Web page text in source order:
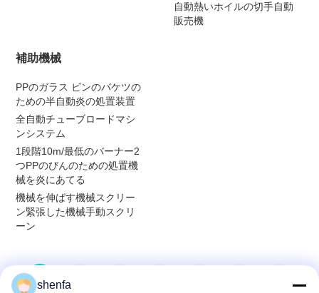
自動熱いホイルの切手自動
販売機
補助機械
PPのガラス ビンのバケツの
ための半自動炎の処置装置
全自動チューブロードマシ
ンシステム
1段階10m/最低のバーナー2
つPPのびんのための処置機
械を炎にあてる
機械を伸ばす機械スクリー
ン緊張した機械手動スクリ
ーン
shenfa